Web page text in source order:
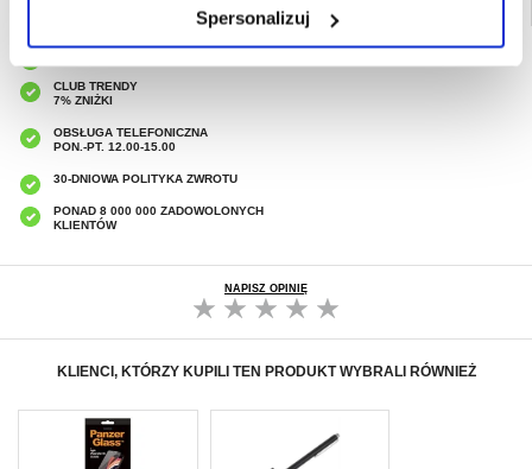
Spersonalizuj
CLUB TRENDY
7% ZNIŻKI
OBSŁUGA TELEFONICZNA
PON.-PT. 12.00-15.00
30-DNIOWA POLITYKA ZWROTU
PONAD 8 000 000 ZADOWOLONYCH
KLIENTÓW
NAPISZ OPINIĘ
KLIENCI, KTÓRZY KUPILI TEN PRODUKT WYBRALI RÓWNIEŻ